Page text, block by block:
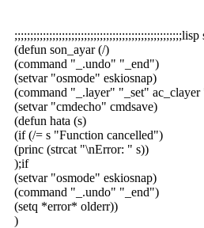
;;;;;;;;;;;;;;;;;;;;;;;;;;;;;;;;;;;;;;;;;;;;;;;;;;;;;lisp
(defun son_ayar (/)
(command "_.undo" "_end")
(setvar "osmode" eskiosnap)
(command "_.layer" "_set"
(setvar "cmdecho" cmdsave)
(defun hata (s)
(if (/= s "Function cancelled")
(princ (strcat "\nError: " s))
);if
(setvar "osmode" eskiosnap)
(command "_.undo" "_end")
(setq *error* olderr))
)